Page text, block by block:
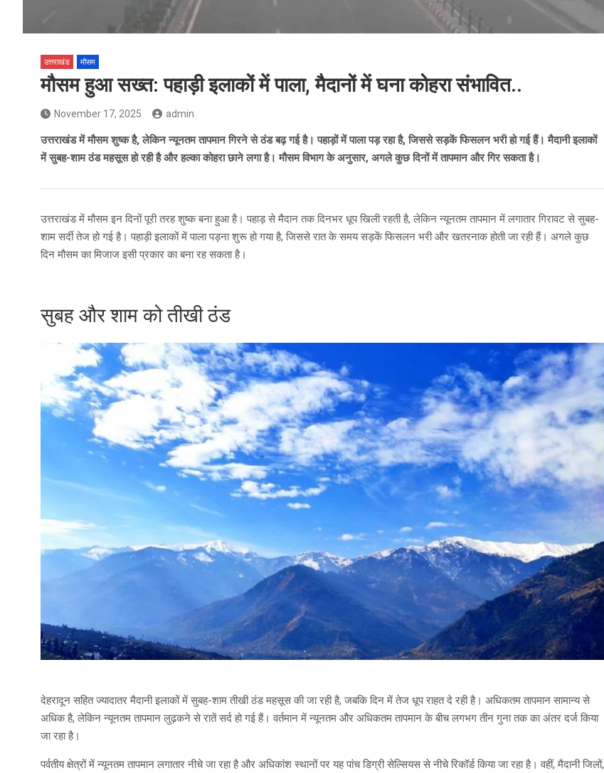
उत्तराखंड मौसम
मौसम हुआ सख्त: पहाड़ी इलाकों में पाला, मैदानों में घना कोहरा संभावित..
November 17, 2025 admin
उत्तराखंड में मौसम शुष्क है, लेकिन न्यूनतम तापमान गिरने से ठंड बढ़ गई है। पहाड़ों में पाला पड़ रहा है, जिससे सड़कें फिसलन भरी हो गई हैं। मैदानी इलाकों
में सुबह-शाम ठंड महसूस हो रही है और हल्का कोहरा छाने लगा है। मौसम विभाग के अनुसार, अगले कुछ दिनों में तापमान और गिर सकता है।
उत्तराखंड में मौसम इन दिनों पूरी तरह शुष्क बना हुआ है। पहाड़ से मैदान तक दिनभर धूप खिली रहती है, लेकिन न्यूनतम तापमान में लगातार गिरावट से सुबह-
शाम सर्दी तेज हो गई है। पहाड़ी इलाकों में पाला पड़ना शुरू हो गया है, जिससे रात के समय सड़कें फिसलन भरी और खतरनाक होती जा रही हैं। अगले कुछ
दिन मौसम का मिजाज इसी प्रकार का बना रह सकता है।
सुबह और शाम को तीखी ठंड
देहरादून सहित ज्यादातर मैदानी इलाकों में सुबह-शाम तीखी ठंड महसूस की जा रही है, जबकि दिन में तेज धूप राहत दे रही है। अधिकतम तापमान सामान्य से
अधिक है, लेकिन न्यूनतम तापमान लुढ़कने से रातें सर्द हो गई हैं। वर्तमान में न्यूनतम और अधिकतम तापमान के बीच लगभग तीन गुना तक का अंतर दर्ज किया
जा रहा है।
पर्वतीय क्षेत्रों में न्यूनतम तापमान लगातार नीचे जा रहा है और अधिकांश स्थानों पर यह पांच डिग्री सेल्सियस से नीचे रिकॉर्ड किया जा रहा है। वहीं, मैदानी जिलों,